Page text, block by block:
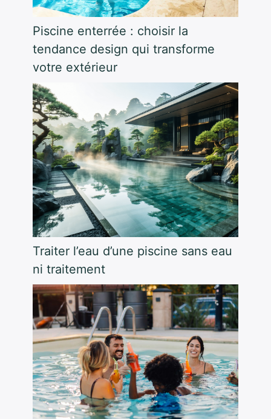
Piscine enterrée : choisir la
tendance design qui transforme
votre extérieur
Traiter l’eau d’une piscine sans eau
ni traitement